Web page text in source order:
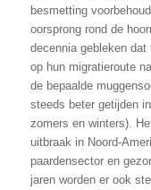
besmetting
oorsprong rond de
decennia gebleken
op hun migratieroute
de bepaalde
steeds beter getijden
zomers en winters).
uitbraak in Noord-
paardensector en
jaren worden er ook